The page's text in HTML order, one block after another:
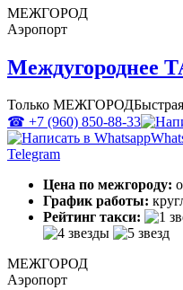
МЕЖГОРОД
Аэропорт
Только МЕЖГОРОД
☎ +7 (960) 850-88-33
Telegram
Цена по межгороду:
График работы:
Рейтинг такси:
МЕЖГОРОД
Аэропорт